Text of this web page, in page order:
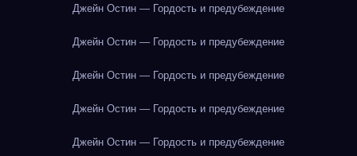
Джейн Остин — Гордость и предубеждение
Джейн Остин — Гордость и предубеждение
Джейн Остин — Гордость и предубеждение
Джейн Остин — Гордость и предубеждение
Джейн Остин — Гордость и предубеждение